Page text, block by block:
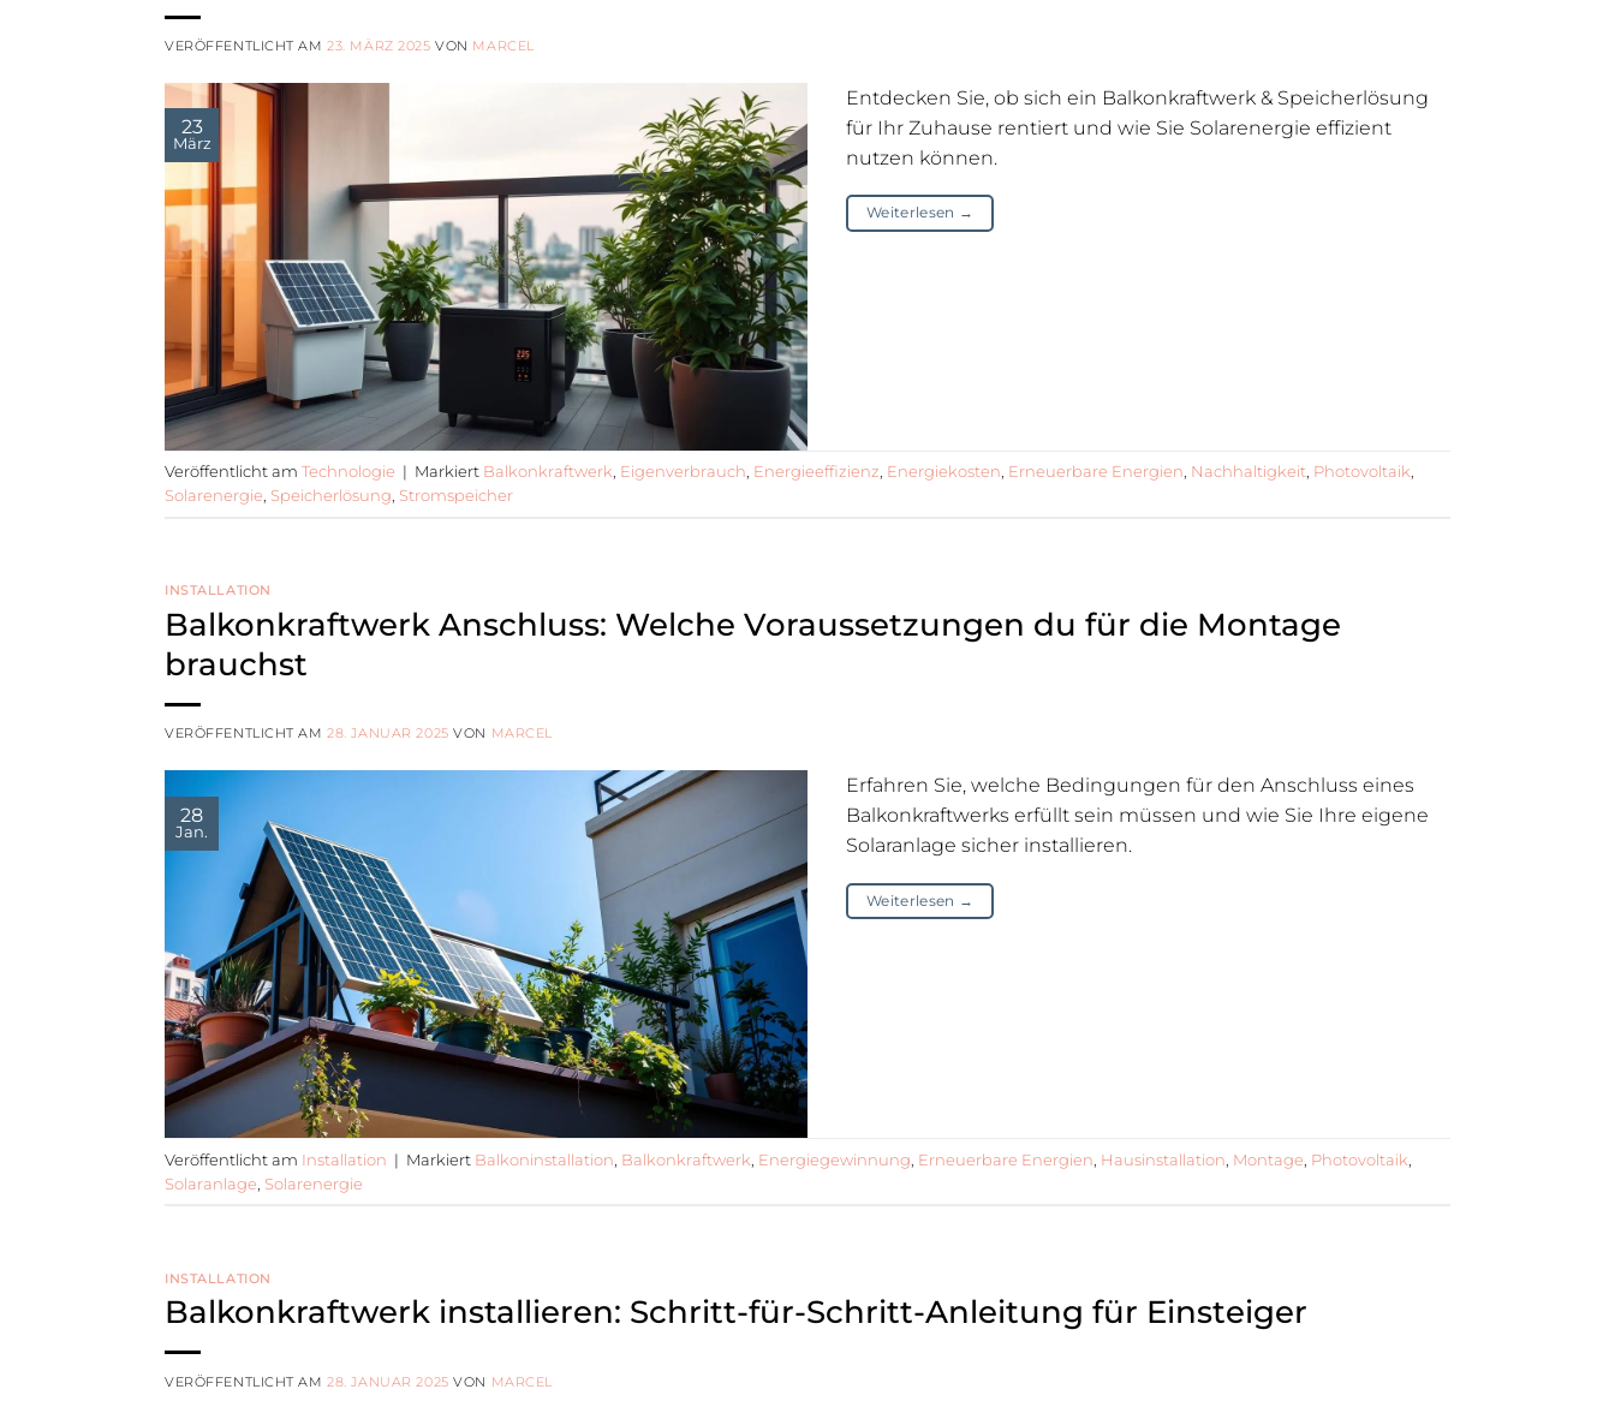
VERÖFFENTLICHT AM23. MÄRZ 2025 VON MARCEL
23
März
Entdecken Sie, ob sich ein Balkonkraftwerk & Speicherlösung
für Ihr Zuhause rentiert und wie Sie Solarenergie effizient
nutzen können.
Weiterlesen →
Veröffentlicht am Technologie | Markiert Balkonkraftwerk, Eigenverbrauch, Energieeffizienz, Energiekosten, Erneuerbare Energien, Nachhaltigkeit, Photovoltaik,
Solarenergie, Speicherlösung, Stromspeicher
INSTALLATION
Balkonkraftwerk Anschluss: Welche Voraussetzungen du für die Montage
brauchst
VERÖFFENTLICHT AM28. JANUAR 2025 VON MARCEL
28
Jan.
Erfahren Sie, welche Bedingungen für den Anschluss eines
Balkonkraftwerks erfüllt sein müssen und wie Sie Ihre eigene
Solaranlage sicher installieren.
Weiterlesen →
Veröffentlicht am Installation | Markiert Balkoninstallation Balkonkraftwerk Energiegewinnung Erneuerbare Energien Hausinstallation Montage Photovoltaik
Solaranlage Solarenergie
INSTALLATION
Balkonkraftwerk installieren: Schritt-für-Schritt-Anleitung für Einsteiger
VERÖFFENTLICHT AM28. JANUAR 2025 VON MARCEL